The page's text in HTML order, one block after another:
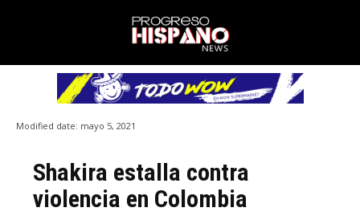
Modified date: mayo 5, 2021
Shakira estalla contra
violencia en Colombia